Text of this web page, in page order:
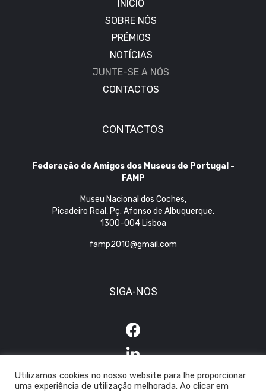
INÍCIO
SOBRE NÓS
PRÉMIOS
NOTÍCIAS
JUNTE-SE A NÓS
CONTACTOS
CONTACTOS
Federação de Amigos dos Museus de Portugal -
FAMP
Museu Nacional dos Coches,
Picadeiro Real, Pç. Afonso de Albuquerque,
1300-004 Lisboa
famp2010@gmail.com
SIGA-NOS
Utilizamos cookies no nosso website para lhe proporcionar
uma experiência de utilização melhorada. Ao clicar em